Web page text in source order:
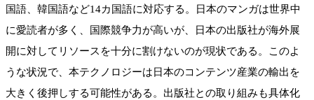
国語、韓国語など14カ国語に対応する。日本のマンガは世界中
に愛読者が多く、国際競争力が高いが、日本の出版社が海外展
開に対してリソースを十分に割けないのが現状である。このよ
うな状況で、本テクノロジーは日本のコンテンツ産業の輸出を
大きく後押しする可能性がある。出版社との取り組みも具体化